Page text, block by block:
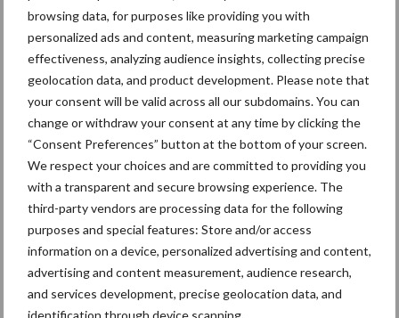
browsing data, for purposes like providing you with
personalized ads and content, measuring marketing campaign
effectiveness, analyzing audience insights, collecting precise
geolocation data, and product development. Please note that
your consent will be valid across all our subdomains. You can
change or withdraw your consent at any time by clicking the
“Consent Preferences” button at the bottom of your screen.
We respect your choices and are committed to providing you
with a transparent and secure browsing experience. The
third-party vendors are processing data for the following
purposes and special features: Store and/or access
information on a device, personalized advertising and content,
advertising and content measurement, audience research,
and services development, precise geolocation data, and
identification through device scanning.
Primaire
Sidebar
Recent nieuws Partner nieuws
7 aug
De speenhuid: een vaak
onderschatte risicofactor voor
mastitis
6 aug
BoviMove zorgt voor eenvoudige,
sluitende en betrouwbare
een langere levensduur